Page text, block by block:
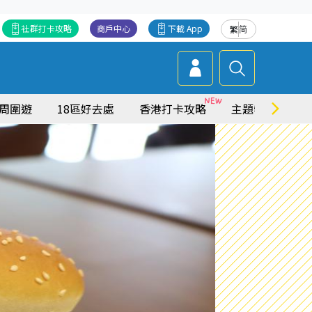
繁简
下載 App
商戶中心
社群打卡攻略
圍遊 18區好去處 香港打卡攻略 主題特集